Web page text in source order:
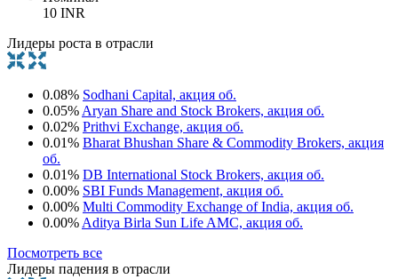
10 INR
Лидеры роста в отрасли
0.08% Sodhani Capital, акция об.
0.05% Aryan Share and Stock Brokers, акция об.
0.02% Prithvi Exchange, акция об.
0.01% Bharat Bhushan Share & Commodity Brokers, акция
об.
0.01% DB International Stock Brokers, акция об.
0.00% SBI Funds Management, акция об.
0.00% Multi Commodity Exchange of India, акция об.
0.00% Aditya Birla Sun Life AMC, акция об.
Посмотреть все
Лидеры падения в отрасли